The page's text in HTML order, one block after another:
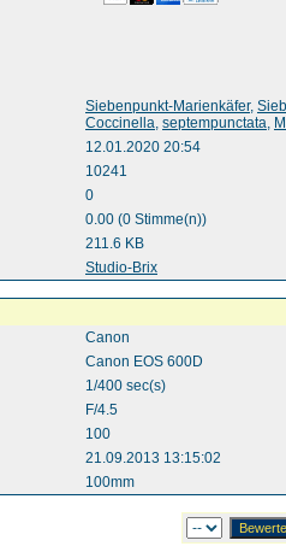
Siebenpunkt-Marienkäfer,
Coccinella, septempunctata,
12.01.2020 20:54
10241
0
0.00 (0 Stimme(n))
211.6 KB
Studio-Brix
Canon
Canon EOS 600D
1/400 sec(s)
F/4.5
100
21.09.2013 13:15:02
100mm